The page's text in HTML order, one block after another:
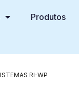
Produtos
RI-WP